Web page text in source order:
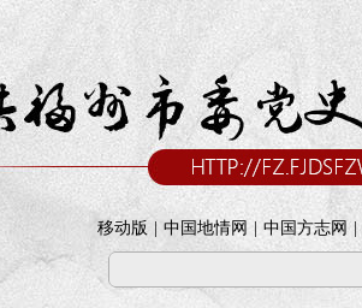
移动版 中国地情网 中国方志网